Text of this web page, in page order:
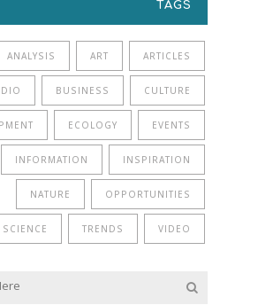
TAGS
ANALYSIS ART ARTICLES
BUSINESS CULTURE
ECOLOGY EVENTS
INFORMATION INSPIRATION
NATURE OPPORTUNITIES
SCIENCE TRENDS VIDEO